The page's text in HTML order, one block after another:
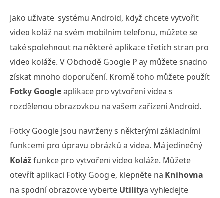
Jako uživatel systému Android, když chcete vytvořit
video koláž na svém mobilním telefonu, můžete se
také spolehnout na některé aplikace třetích stran pro
video koláže. V Obchodě Google Play můžete snadno
získat mnoho doporučení. Kromě toho můžete použít
Fotky Googleaplikace pro vytvoření videa s
rozdělenou obrazovkou na vašem zařízení Android.
Fotky Google jsou navrženy s některými základními
funkcemi pro úpravu obrázků a videa. Má jedinečný
Kolážfunkce pro vytvoření video koláže. Můžete
otevřít aplikaci Fotky Google, klepněte na Knihovna
na spodní obrazovce vyberte Utilitya vyhledejte